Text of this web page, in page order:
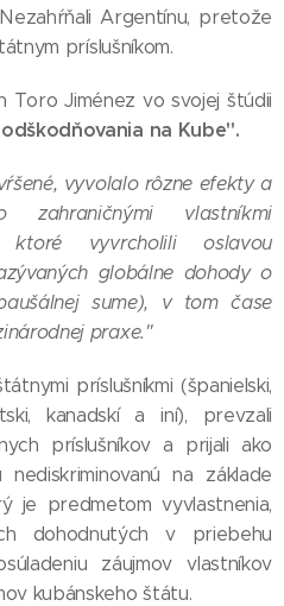
Argentínu, pretože
príslušníkom.
Toro Jiménez vo svojej štúdii
na Kube".
vyvolalo rôzne efekty a
zahraničnými vlastníkmi
ktoré vyvrcholili oslavou
globálne dohody o
sume), v tom čase
praxe."
príslušníkmi (španielski,
kanadskí a iní), prevzali
príslušníkov a prijali ako
na základe
je predmetom vyvlastnenia,
dohodnutých v priebehu
záujmov vlastníkov
kubánskeho štátu.